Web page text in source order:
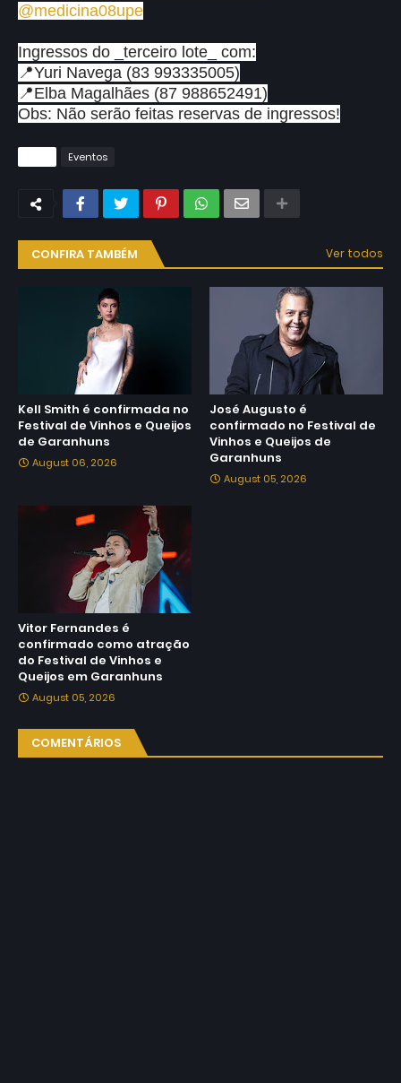
@medicina08upe
Ingressos do _terceiro lote_ com:
📍Yuri Navega (83 993335005)
📍Elba Magalhães (87 988652491)
Obs: Não serão feitas reservas de ingressos!
Eventos
CONFIRA TAMBÉM Ver todos
Kell Smith é confirmada no
Festival de Vinhos e Queijos
de Garanhuns
August 06, 2026
José Augusto é
confirmado no Festival de
Vinhos e Queijos de
Garanhuns
August 05, 2026
Vitor Fernandes é
confirmado como atração
do Festival de Vinhos e
Queijos em Garanhuns
August 05, 2026
COMENTÁRIOS